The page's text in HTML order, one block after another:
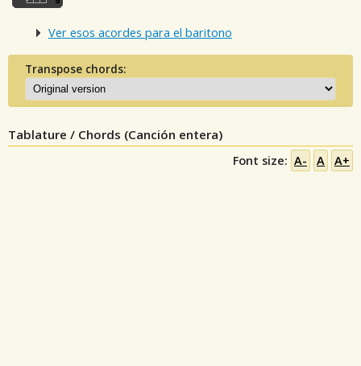
Ver esos acordes para el baritono
Transpose chords:
Tablature / Chords (Canción entera)
Font size: A- A A+